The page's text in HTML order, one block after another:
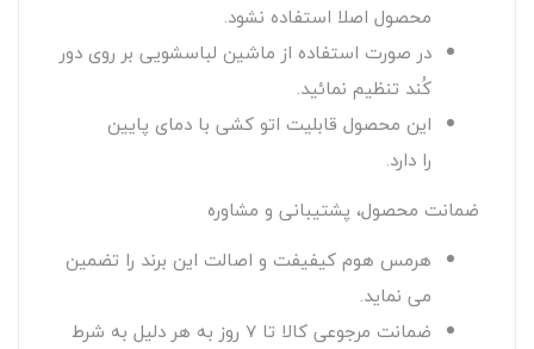
محصول اصلا استفاده نشود.
در صورت استفاده از ماشین لباسشویی بر روی دور
کُند تنظیم نمائید.
این محصول قابلیت اتو کشی با دمای پایین
را دارد.
ضمانت محصول، پشتیبانی و مشاوره
هرمس هوم کیفیفت و اصالت این برند را تضمین
می نماید.
ضمانت مرجوعی کالا تا 7 روز به هر دلیل به شرط